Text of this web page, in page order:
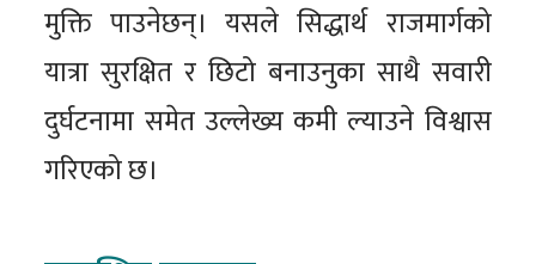
मुक्ति पाउनेछन्। यसले सिद्धार्थ राजमार्गको
यात्रा सुरक्षित र छिटो बनाउनुका साथै सवारी
दुर्घटनामा समेत उल्लेख्य कमी ल्याउने विश्वास
गरिएको छ।